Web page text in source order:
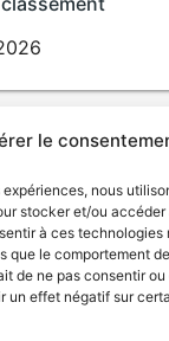
le
nous
stocker et/ou
à ces technologies
que le comportement
de ne pas consentir ou
un effet négatif sur